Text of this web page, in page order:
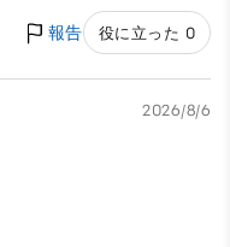
報告 役に立った 0
2026/8/6